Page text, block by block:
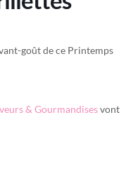
goût de ce Printemps
& Gourmandisesvont